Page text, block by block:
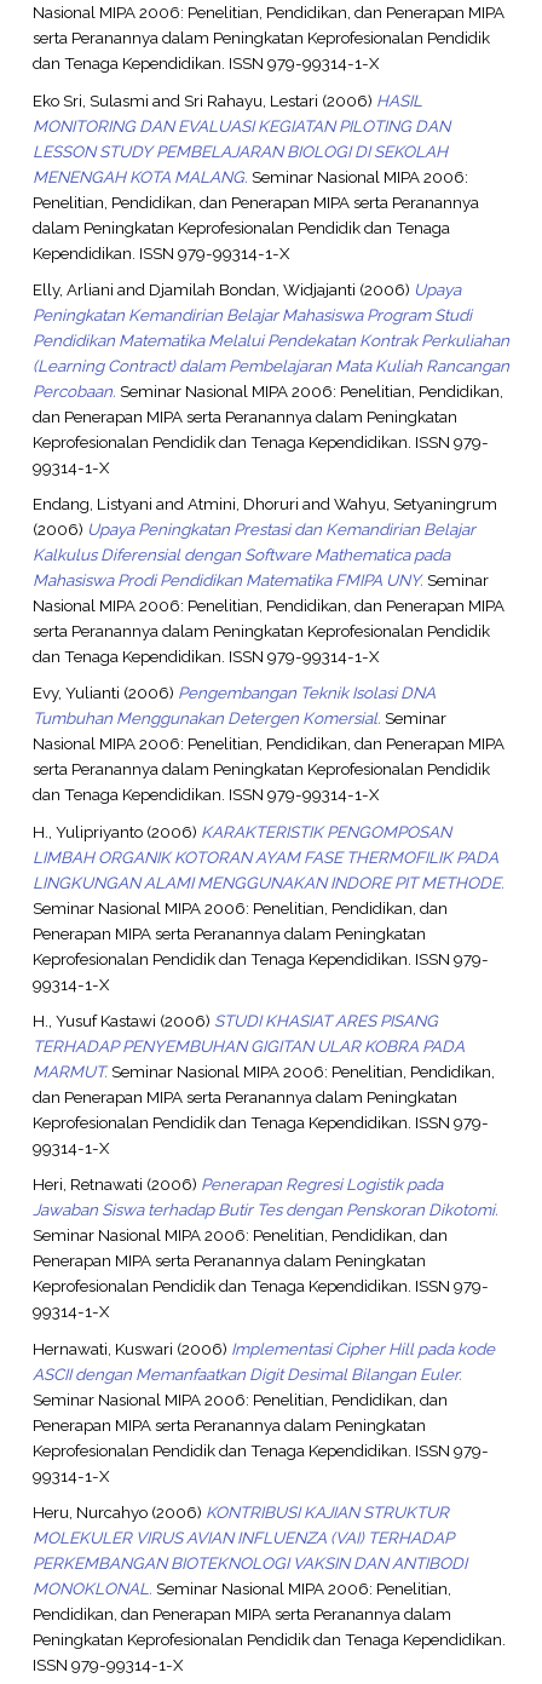
Nasional MIPA 2006: Penelitian, Pendidikan, dan Penerapan MIPA
serta Peranannya dalam Peningkatan Keprofesionalan Pendidik
dan Tenaga Kependidikan. ISSN 979-99314-1-X
Eko Sri, Sulasmi and Sri Rahayu, Lestari (2006) HASIL
MONITORING DAN EVALUASI KEGIATAN PILOTING DAN
LESSON STUDY PEMBELAJARAN BIOLOGI DI SEKOLAH
MENENGAH KOTA MALANG. Seminar Nasional MIPA 2006:
Penelitian, Pendidikan, dan Penerapan MIPA serta Peranannya
dalam Peningkatan Keprofesionalan Pendidik dan Tenaga
Kependidikan. ISSN 979-99314-1-X
Elly, Arliani and Djamilah Bondan, Widjajanti (2006) Upaya
Peningkatan Kemandirian Belajar Mahasiswa Program Studi
Pendidikan Matematika Melalui Pendekatan Kontrak Perkuliahan
(Learning Contract) dalam Pembelajaran Mata Kuliah Rancangan
Percobaan. Seminar Nasional MIPA 2006: Penelitian, Pendidikan,
dan Penerapan MIPA serta Peranannya dalam Peningkatan
Keprofesionalan Pendidik dan Tenaga Kependidikan. ISSN 979-
99314-1-X
Endang, Listyani and Atmini, Dhoruri and Wahyu, Setyaningrum
(2006) Upaya Peningkatan Prestasi dan Kemandirian Belajar
Kalkulus Diferensial dengan Software Mathematica pada
Mahasiswa Prodi Pendidikan Matematika FMIPA UNY.Seminar
Nasional MIPA 2006: Penelitian, Pendidikan, dan Penerapan MIPA
serta Peranannya dalam Peningkatan Keprofesionalan Pendidik
dan Tenaga Kependidikan. ISSN 979-99314-1-X
Evy, Yulianti (2006) Pengembangan Teknik Isolasi DNA
Tumbuhan Menggunakan Detergen Komersial. Seminar
Nasional MIPA 2006: Penelitian, Pendidikan, dan Penerapan MIPA
serta Peranannya dalam Peningkatan Keprofesionalan Pendidik
dan Tenaga Kependidikan. ISSN 979-99314-1-X
H., Yulipriyanto(2006) KARAKTERISTIK PENGOMPOSAN
LIMBAH ORGANIK KOTORAN AYAM FASE THERMOFILIK PADA
LINGKUNGAN ALAMI MENGGUNAKAN INDORE PIT METHODE.
Seminar Nasional MIPA 2006: Penelitian, Pendidikan, dan
Penerapan MIPA serta Peranannya dalam Peningkatan
Keprofesionalan Pendidik dan Tenaga Kependidikan. ISSN 979-
99314-1-X
H., Yusuf Kastawi (2006) STUDI KHASIAT ARES PISANG
TERHADAP PENYEMBUHAN GIGITAN ULAR KOBRA PADA
MARMUT.Seminar Nasional MIPA 2006: Penelitian, Pendidikan,
dan Penerapan MIPA serta Peranannya dalam Peningkatan
Keprofesionalan Pendidik dan Tenaga Kependidikan. ISSN 979-
99314-1-X
Heri, Retnawati (2006) Penerapan Regresi Logistik pada
Jawaban Siswa terhadap Butir Tes dengan Penskoran Dikotomi.
Seminar Nasional MIPA 2006: Penelitian, Pendidikan, dan
Penerapan MIPA serta Peranannya dalam Peningkatan
Keprofesionalan Pendidik dan Tenaga Kependidikan. ISSN 979-
99314-1-X
Hernawati, Kuswari (2006) Implementasi Cipher Hill pada kode
ASCII dengan Memanfaatkan Digit Desimal Bilangan Euler.
Seminar Nasional MIPA 2006: Penelitian, Pendidikan, dan
Penerapan MIPA serta Peranannya dalam Peningkatan
Keprofesionalan Pendidik dan Tenaga Kependidikan. ISSN 979-
99314-1-X
Heru, Nurcahyo(2006) KONTRIBUSI KAJIAN STRUKTUR
MOLEKULER VIRUS AVIAN INFLUENZA (VAI) TERHADAP
PERKEMBANGAN BIOTEKNOLOGI VAKSIN DAN ANTIBODI
MONOKLONAL. Seminar Nasional MIPA 2006: Penelitian,
Pendidikan, dan Penerapan MIPA serta Peranannya dalam
Peningkatan Keprofesionalan Pendidik dan Tenaga Kependidikan.
ISSN 979-99314-1-X